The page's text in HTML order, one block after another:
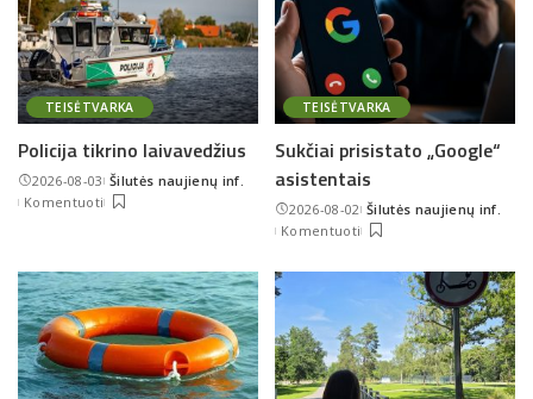
TEISĖTVARKA
Policija tikrino laivavedžius
2026-08-03Posted
by
Šilutės naujienų inf.
Komentuoti
TEISĖTVARKA
Sukčiai prisistato „Google“
asistentais
2026-08-02Posted
by
Šilutės naujienų inf.
Komentuoti